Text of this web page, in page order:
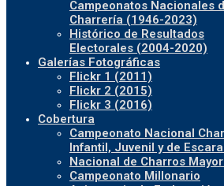
Campeonatos Nacionales
Charrería (1946-2023)
Histórico de Resultados
Electorales (2004-2020)
Galerías Fotográficas
Flickr 1 (2011)
Flickr 2 (2015)
Flickr 3 (2016)
Cobertura
Campeonato Nacional
Infantil, Juvenil y de
Nacional de Charros
Campeonato Millonario